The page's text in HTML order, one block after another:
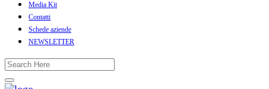
Media Kit
Contatti
Schede aziende
NEWSLETTER